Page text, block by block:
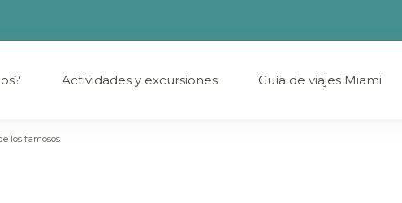
español por Miami
Actividades y excursiones Guía de viajes Miami
los famosos